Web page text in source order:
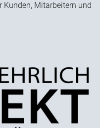
Kunden, Mitarbeitern und